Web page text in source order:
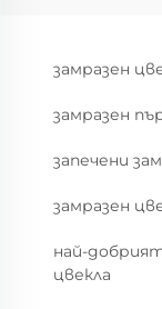
замразен
замразен
запечени
замразен
най-
цвекла